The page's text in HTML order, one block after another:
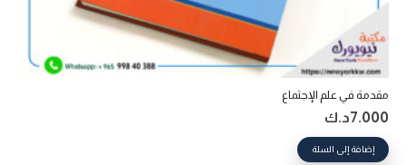
مقدمة في علم الإجتماع
7.000د.ك
إضافة إلى السلة